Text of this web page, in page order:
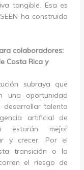
tangible. Esa es
ha construido
colaboradores:
Costa Rica y
subraya que
una oportunidad
desarrollar talento
artificial de
estarán mejor
y crecer. Por el
transición o la
el riesgo de